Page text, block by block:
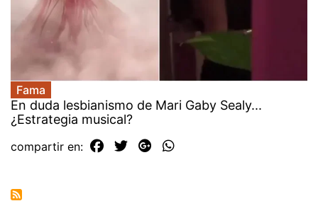
Fama
En duda lesbianismo de Mari Gaby Sealy...
¿Estrategia musical?
compartir en: